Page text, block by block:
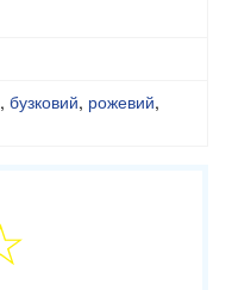
, бузковий, рожевий,